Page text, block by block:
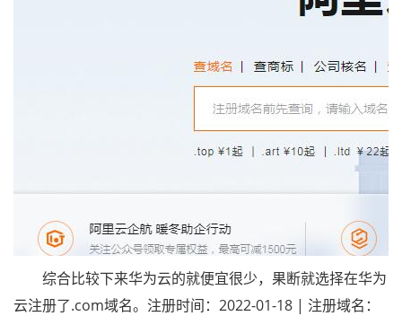
综合比较下来华为云的就便宜很少，果断就选择在华为
云注册了.com域名。注册时间：2022-01-18 | 注册域名：